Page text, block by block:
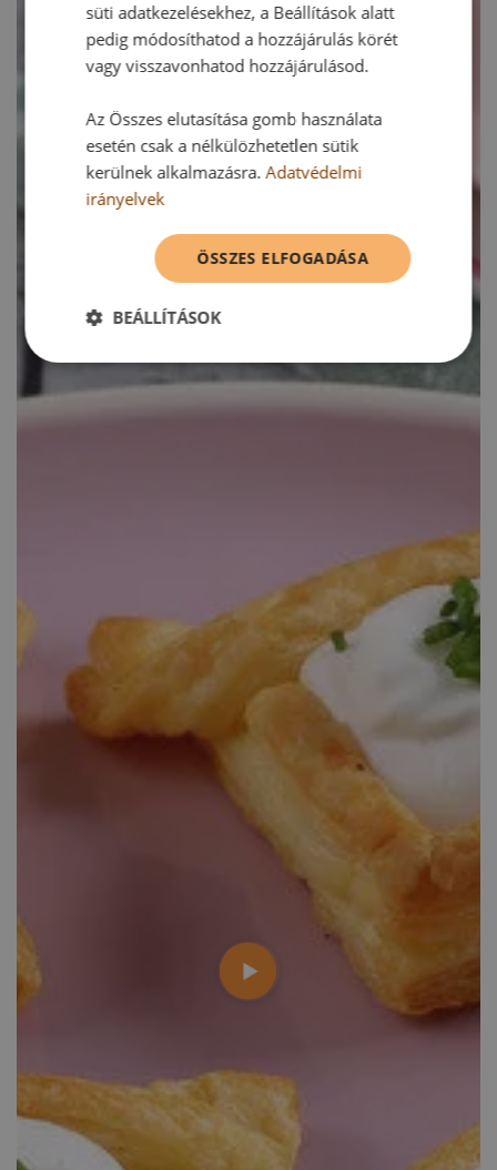
süti adatkezelésekhez, a Beállítások alatt
pedig módosíthatod a hozzájárulás körét
vagy visszavonhatod hozzájárulásod.
Az Összes elutasítása gomb használata
esetén csak a nélkülözhetetlen sütik
kerülnek alkalmazásra.Adatvédelmi
irányelvek
ÖSSZES ELFOGADÁSA
BEÁLLÍTÁSOK